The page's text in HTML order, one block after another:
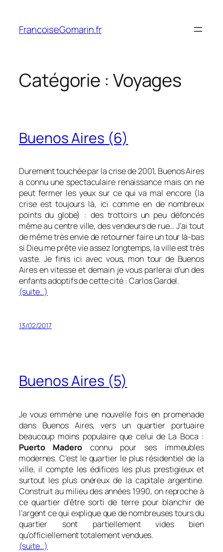
contenu
FrancoiseGomarin.fr
Catégorie : Voyages
Buenos Aires (6)
Durement touchée par la crise de 2001, Buenos Aires
a connu une spectaculaire renaissance mais on ne
peut fermer les yeux sur ce qui va mal encore (la
crise est toujours là, ici comme en de nombreux
points du globe) : des trottoirs un peu défoncés
même au centre ville, des vendeurs de rue… J’ai tout
de même très envie de retourner faire un tour là-bas
si Dieu me prête vie assez longtemps, la ville est très
vaste.Je finis ici avec vous, mon tour de Buenos
Aires en vitesse et demain je vous parlerai d’un des
enfants adoptifs de cette cité : Carlos Gardel.
(suite…)
13/02/2017
Buenos Aires (5)
Je vous emmène une nouvelle fois en promenade
dans Buenos Aires, vers un quartier portuaire
beaucoup moins populaire que celui de La Boca :
Puerto Madero
connu pour ses immeubles
modernes. C’est le quartier le plus résidentiel de la
ville, il compte les édifices les plus prestigieux et
surtout les plus onéreux de la capitale argentine.
Construit au milieu des années 1990, on reproche à
ce quartier d’être sorti de terre pour blanchir de
l’argent ce qui explique que de nombreuses tours du
quartier sont partiellement vides bien
qu’officiellement totalement vendues.
(suite…)